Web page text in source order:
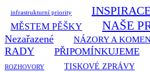
infrastrukturní priority
MĚSTEM PĚŠKY NAŠE
Nezařazené NÁZORY A
RADY
PŘIPOMÍNKUJEME
ROZHOVORY TISKOVÉ ZPRÁVY